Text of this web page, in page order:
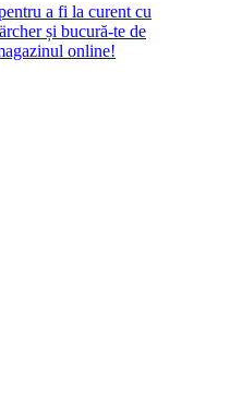
a fi la curent cu
și bucură-te de
online!